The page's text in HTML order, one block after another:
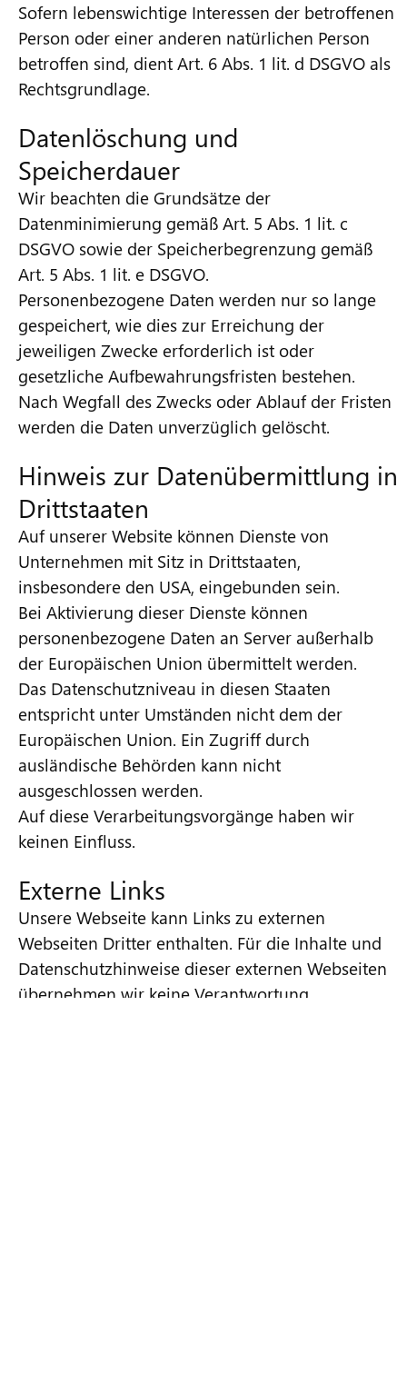
Sofern lebenswichtige Interessen der betroffenen
Person oder einer anderen natürlichen Person
betroffen sind, dient Art. 6 Abs. 1 lit. d DSGVO als
Rechtsgrundlage.
Datenlöschung und
Speicherdauer
Wir beachten die Grundsätze der
Datenminimierung gemäß Art. 5 Abs. 1 lit. c
DSGVO sowie der Speicherbegrenzung gemäß
Art. 5 Abs. 1 lit. e DSGVO.
Personenbezogene Daten werden nur so lange
gespeichert, wie dies zur Erreichung der
jeweiligen Zwecke erforderlich ist oder
gesetzliche Aufbewahrungsfristen bestehen.
Nach Wegfall des Zwecks oder Ablauf der Fristen
werden die Daten unverzüglich gelöscht.
Hinweis zur Datenübermittlung in
Drittstaaten
Auf unserer Website können Dienste von
Unternehmen mit Sitz in Drittstaaten,
insbesondere den USA, eingebunden sein.
Bei Aktivierung dieser Dienste können
personenbezogene Daten an Server außerhalb
der Europäischen Union übermittelt werden.
Das Datenschutzniveau in diesen Staaten
entspricht unter Umständen nicht dem der
Europäischen Union. Ein Zugriff durch
ausländische Behörden kann nicht
ausgeschlossen werden.
Auf diese Verarbeitungsvorgänge haben wir
keinen Einfluss.
Externe Links
Unsere Webseite kann Links zu externen
Webseiten Dritter enthalten. Für die Inhalte und
Datenschutzhinweise dieser externen Webseiten
übernehmen wir keine Verantwortung.